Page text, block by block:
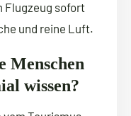
Flugzeug sofort
und reine Luft.
Menschen
wissen?